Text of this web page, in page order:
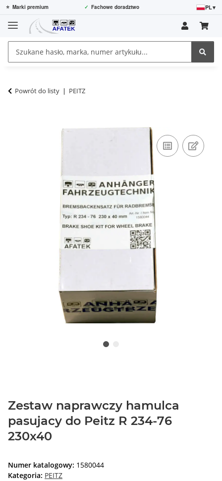
⭐ Marki premium ✓ Fachowe doradztwo PL▾
Powrót do listy PEITZ
Zestaw naprawczy hamulca
pasujacy do Peitz R 234-76
230x40
Numer katalogowy: 1580044
Kategoria: PEITZ